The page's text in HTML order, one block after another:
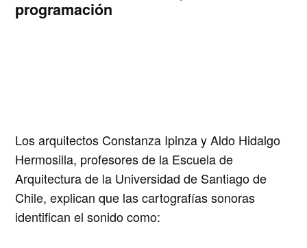
programación
Los arquitectos Constanza Ipinza y Aldo Hidalgo
Hermosilla, profesores de la Escuela de
Arquitectura de la Universidad de Santiago de
Chile, explican que las cartografías sonoras
identifican el sonido como: